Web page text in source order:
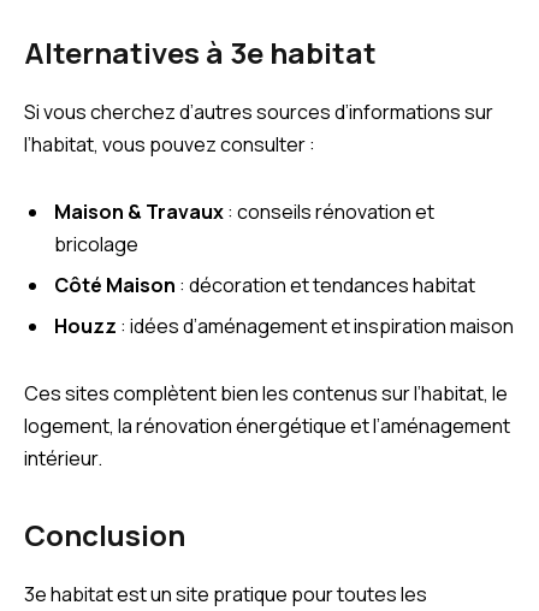
Alternatives à 3e habitat
Si vous cherchez d’autres sources d’informations sur
l’habitat, vous pouvez consulter :
Maison & Travaux: conseils rénovation et
bricolage
Côté Maison : décoration et tendances habitat
Houzz : idées d’aménagement et inspiration maison
Ces sites complètent bien les contenus sur l’habitat, le
logement, la rénovation énergétique et l’aménagement
intérieur.
Conclusion
3e habitat est un site pratique pour toutes les